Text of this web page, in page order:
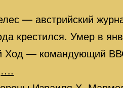
— австрийский
крестился. Умер в
Ход — командующий
….